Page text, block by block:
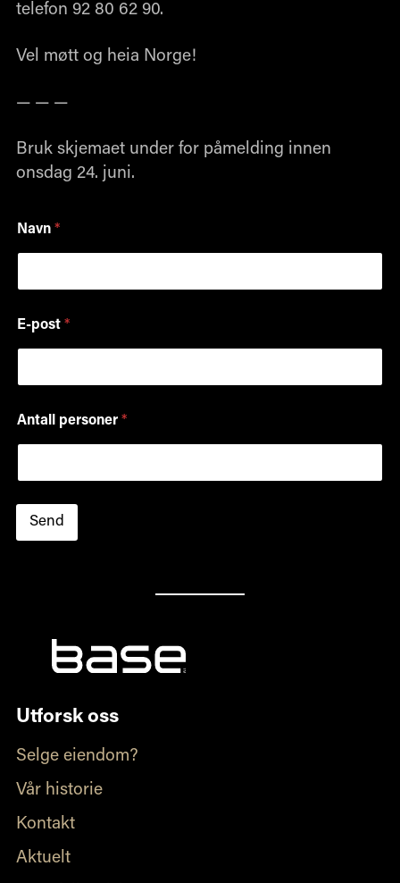
telefon 92 80 62 90.
Vel møtt og heia Norge!
— — —
Bruk skjemaet under for påmelding innen
onsdag 24. juni.
Navn *
E-post *
Antall personer *
Send
Utforsk oss
Selge eiendom?
Vår historie
Kontakt
Aktuelt